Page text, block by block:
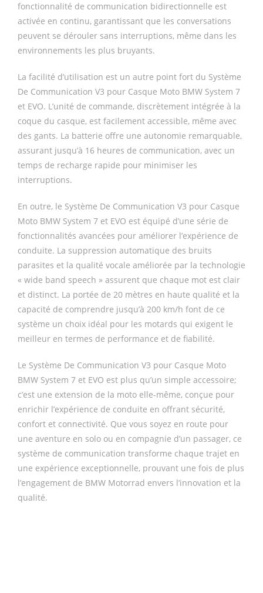
fonctionnalité de communication bidirectionnelle est
activée en continu, garantissant que les conversations
peuvent se dérouler sans interruptions, même dans les
environnements les plus bruyants.
La facilité d’utilisation est un autre point fort du Système
De Communication V3 pour Casque Moto BMW System 7
et EVO. L’unité de commande, discrètement intégrée à la
coque du casque, est facilement accessible, même avec
des gants. La batterie offre une autonomie remarquable,
assurant jusqu’à 16 heures de communication, avec un
temps de recharge rapide pour minimiser les
interruptions.
En outre, le Système De Communication V3 pour Casque
Moto BMW System 7 et EVO est équipé d’une série de
fonctionnalités avancées pour améliorer l’expérience de
conduite. La suppression automatique des bruits
parasites et la qualité vocale améliorée par la technologie
« wide band speech » assurent que chaque mot est clair
et distinct. La portée de 20 mètres en haute qualité et la
capacité de comprendre jusqu’à 200 km/h font de ce
système un choix idéal pour les motards qui exigent le
meilleur en termes de performance et de fiabilité.
Le Système De Communication V3 pour Casque Moto
BMW System 7 et EVO est plus qu’un simple accessoire;
c’est une extension de la moto elle-même, conçue pour
enrichir l’expérience de conduite en offrant sécurité,
confort et connectivité. Que vous soyez en route pour
une aventure en solo ou en compagnie d’un passager, ce
système de communication transforme chaque trajet en
une expérience exceptionnelle, prouvant une fois de plus
l’engagement de BMW Motorrad envers l’innovation et la
qualité.